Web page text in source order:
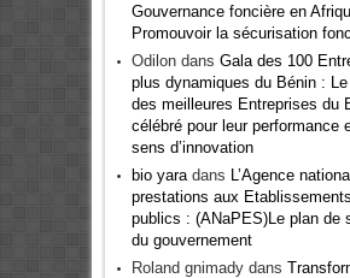
Gouvernance foncière en
Promouvoir la sécurisation
Odilondans Gala des 100
plus dynamiques du Bénin :
des meilleures Entreprises du
célébré pour leur performance
sens d’innovation
bio yaradans
L’Agence
prestations aux
publics : (ANaPES)Le plan de
du gouvernement
Roland gnimadydans